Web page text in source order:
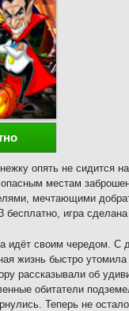
опять не сидится
местам
мечтающими
бесплатно, игра
своим чередом. С
жизнь быстро
рассказывали об
обитатели
Теперь не